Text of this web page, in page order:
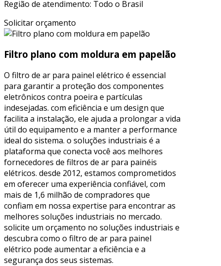
Região de atendimento: Todo o Brasil
Solicitar orçamento
Filtro plano com moldura em papelão
O filtro de ar para painel elétrico é essencial
para garantir a proteção dos componentes
eletrônicos contra poeira e partículas
indesejadas. com eficiência e um design que
facilita a instalação, ele ajuda a prolongar a vida
útil do equipamento e a manter a performance
ideal do sistema. o soluções industriais é a
plataforma que conecta você aos melhores
fornecedores de filtros de ar para painéis
elétricos. desde 2012, estamos comprometidos
em oferecer uma experiência confiável, com
mais de 1,6 milhão de compradores que
confiam em nossa expertise para encontrar as
melhores soluções industriais no mercado.
solicite um orçamento no soluções industriais e
descubra como o filtro de ar para painel
elétrico pode aumentar a eficiência e a
segurança dos seus sistemas.